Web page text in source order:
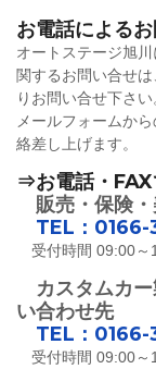
お電話による
オートステージ旭
関するお問い合せ
りお問い合せ下さい
メールフォームか
絡差し上げます。
⇒お電話・FAX
販売・保険・
TEL：0166-
受付時間 09:00～
カスタムカー
い合わせ先
TEL：
受付時間 09:00～